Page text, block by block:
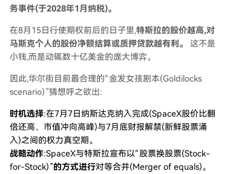
务事件(于2028年1月纳税)。
在8月15日行使期权前后的日子里,特斯拉的股价越高,对
马斯克个人的股份净额结算或质押贷款越有利。
这不是
小钱,而是动辄数十亿美金的庞大博弈。
因此,华尔街目前最合理的“金发女孩剧本(Goldilocks
scenario)”猜想呼之欲出:
时机选择:在7月7日纳斯达克纳入完成(SpaceX股价比翻
倍还高、市值冲向高峰)与7月底财报解禁(新鲜股票涌
入)之间的权力真空期。
战略动作:SpaceX与特斯拉宣布以“股票换股票(Stock-
for-Stock)”的方式进行对等合并(Merger of equals)。